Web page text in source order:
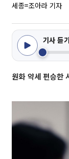
세종=조아라 기자
기사 듣기
원화 약세 편승한